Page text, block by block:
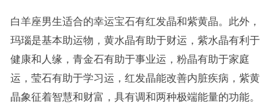
白羊座男生适合的幸运宝石有红发晶和紫黄晶。此外，
玛瑙是基本助运物，黄水晶有助于财运，紫水晶有利于
健康和人缘，青金石有助于事业运，粉晶有助于家庭
运，莹石有助于学习运，红发晶能改善内脏疾病，紫黄
晶象征着智慧和财富，具有调和两种极端能量的功能。